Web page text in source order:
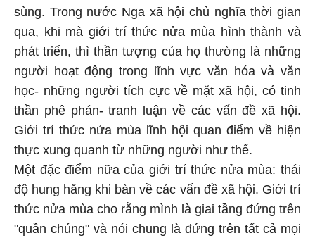
sùng. Trong nước Nga xã hội chủ nghĩa thời gian
qua, khi mà giới trí thức nửa mùa hình thành và
phát triển, thì thần tượng của họ thường là những
người hoạt động trong lĩnh vực văn hóa và văn
học- những người tích cực về mặt xã hội, có tinh
thần phê phán- tranh luận về các vấn đề xã hội.
Giới trí thức nửa mùa lĩnh hội quan điểm về hiện
thực xung quanh từ những người như thế.
Một đặc điểm nữa của giới trí thức nửa mùa: thái
độ hung hăng khi bàn về các vấn đề xã hội. Giới trí
thức nửa mùa cho rằng mình là giai tầng đứng trên
"quần chúng" và nói chung là đứng trên tất cả mọi